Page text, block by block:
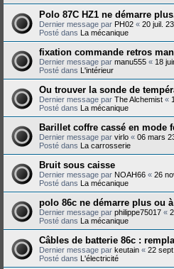
Polo 87C HZ1 ne démarre
Dernier message par PH02 « 20 juil.
Posté dans La mécanique
fixation commande retros
Dernier message par manu555 « 18
Posté dans L'intérieur
Ou trouver la sonde de
Dernier message par The Alchemist «
Posté dans La mécanique
Barillet coffre cassé en mode
Dernier message par virlo « 06 mars
Posté dans La carrosserie
Bruit sous caisse
Dernier message par NOAH66 « 26
Posté dans La mécanique
polo 86c ne démarre plus ou
Dernier message par philippe75017 «
Posté dans La mécanique
Câbles de batterie 86c :
Dernier message par keutain « 22
Posté dans L'électricité